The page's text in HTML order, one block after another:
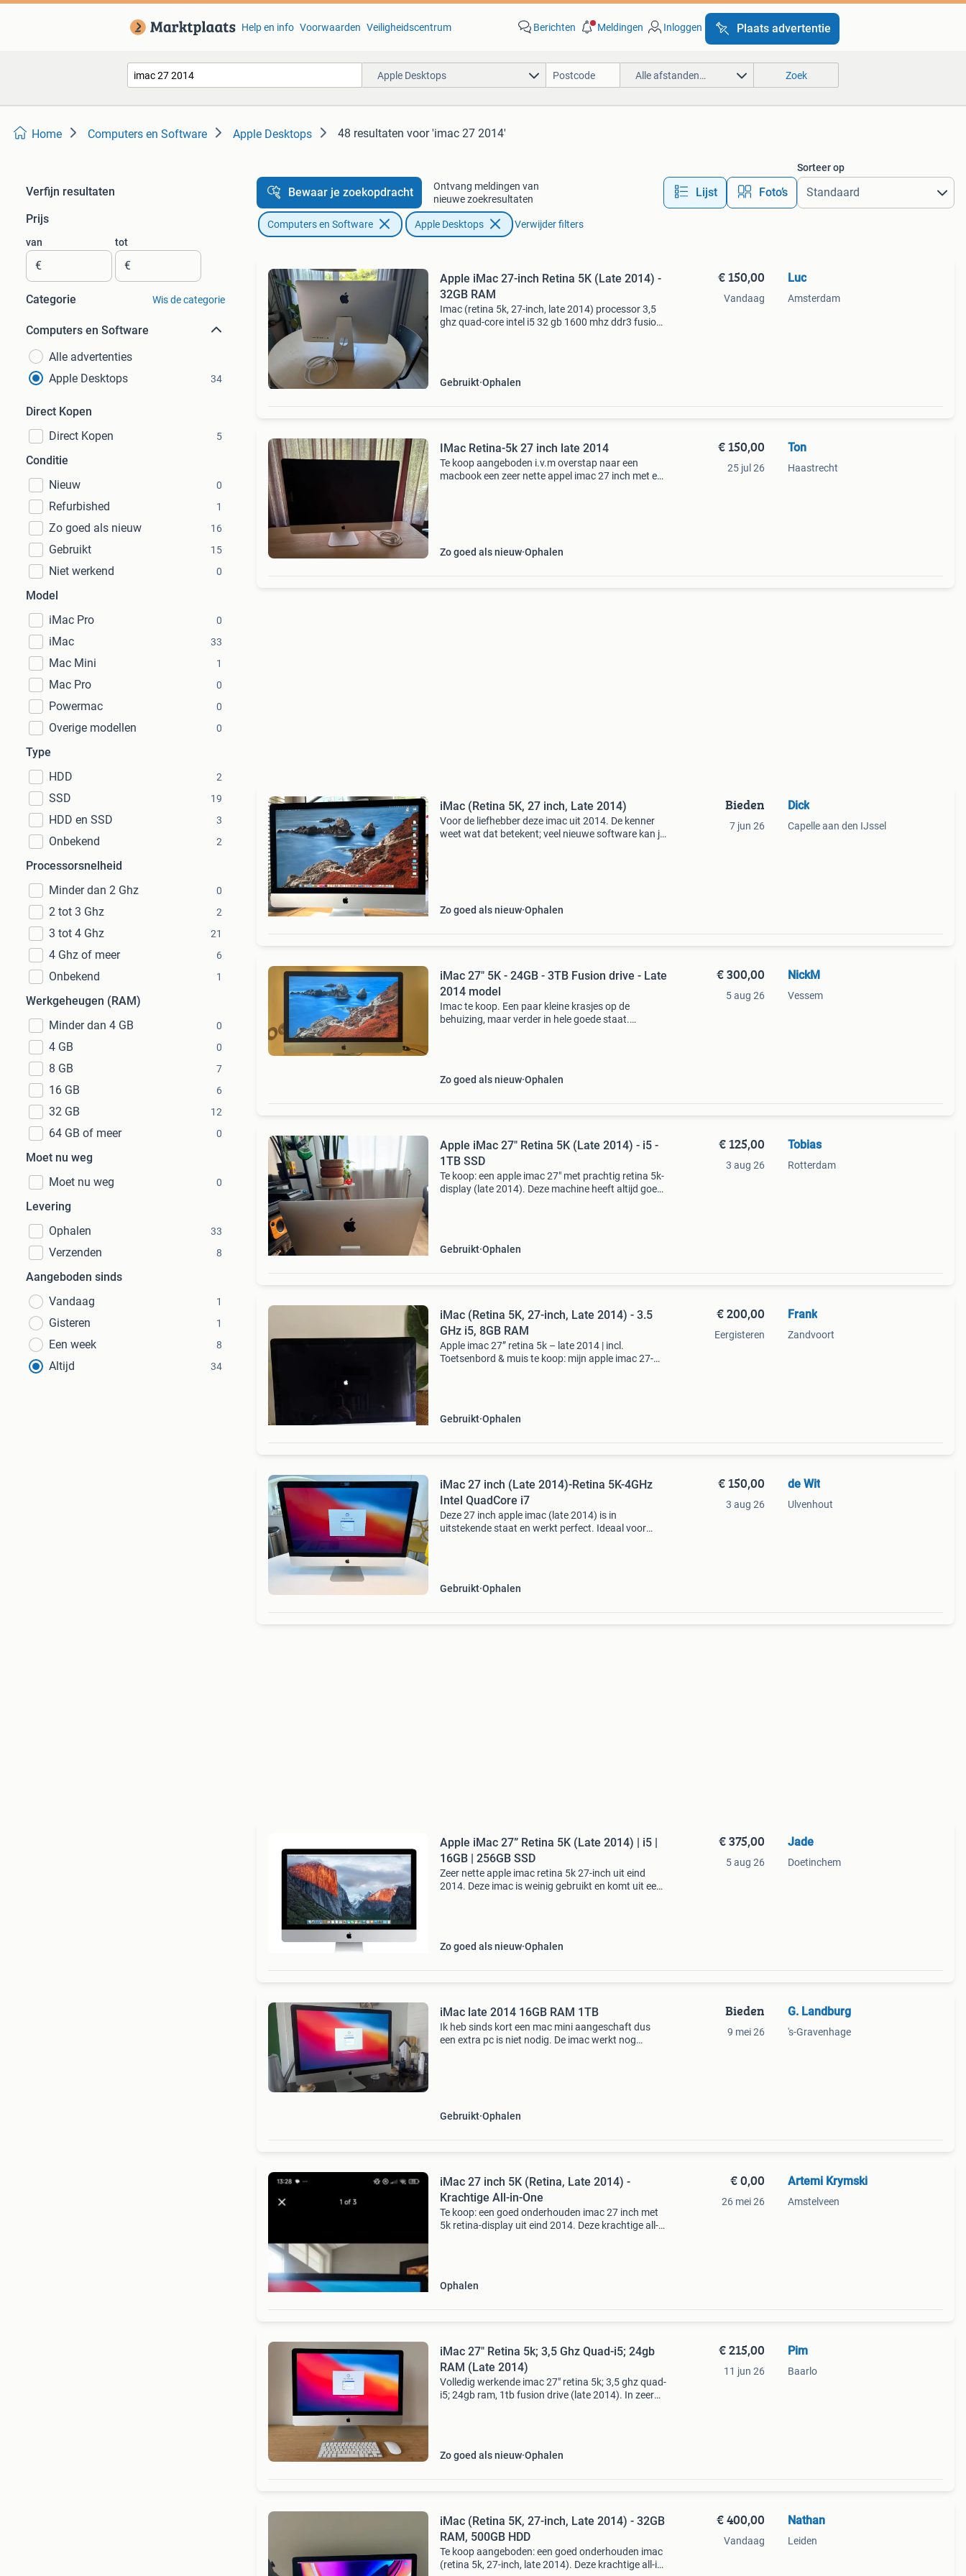
Help en info Voorwaarden Veiligheidscentrum Berichten Meldingen Inloggen Plaats advertentie
Apple Desktops Alle afstanden… Zoek
Home Computers en Software Apple Desktops 48 resultaten voor 'imac 27 2014'
Verfijn resultaten
Prijs
van
€
tot
€
Categorie Wis de categorie
Computers en Software
Alle advertenties
Apple Desktops
34
Direct Kopen
Direct Kopen
5
Conditie
Nieuw
0
Refurbished 1
Zo goed als nieuw 16
Gebruikt 15
Niet werkend 0
Model
iMac Pro
0
iMac 33
Mac Mini 1
Mac Pro 0
Powermac 0
Overige modellen 0
Type
HDD
2
SSD 19
HDD en SSD 3
Onbekend 2
Processorsnelheid
Minder dan 2 Ghz
0
2 tot 3 Ghz 2
3 tot 4 Ghz 21
4 Ghz of meer 6
Onbekend 1
Werkgeheugen (RAM)
Minder dan 4 GB
0
4 GB 0
8 GB 7
16 GB 6
32 GB 12
64 GB of meer 0
Moet nu weg
Moet nu weg
0
Levering
Ophalen
33
Verzenden 8
Aangeboden sinds
Vandaag
1
Gisteren 1
Een week 8
Altijd 34
Bewaar je zoekopdracht
Ontvang meldingen van
nieuwe zoekresultaten
Lijst Foto’s
Sorteer op
Computers en Software Apple Desktops Verwijder filters
Apple iMac 27-inch Retina 5K (Late 2014) -
32GB RAM
Imac (retina 5k, 27-inch, late 2014) processor 3,5
ghz quad-core intel i5 32 gb 1600 mhz ddr3 fusion
Gebruikt Ophalen
€ 150,00
Vandaag
Luc
Amsterdam
IMac Retina-5k 27 inch late 2014
Te koop aangeboden i.v.m overstap naar een
macbook een zeer nette appel imac 27 inch met een
Zo goed als nieuw Ophalen
€ 150,00
25 jul 26
Ton
Haastrecht
iMac (Retina 5K, 27 inch, Late 2014)
Voor de liefhebber deze imac uit 2014. De kenner
weet wat dat betekent; veel nieuwe software kan je
Zo goed als nieuw Ophalen
Bieden
7 jun 26
Dick
Capelle aan den IJssel
iMac 27" 5K - 24GB - 3TB Fusion drive - Late
2014 model
Imac te koop. Een paar kleine krasjes op de
behuizing, maar verder in hele goede staat.
Zo goed als nieuw Ophalen
€ 300,00
5 aug 26
NickM
Vessem
Apple iMac 27" Retina 5K (Late 2014) - i5 -
1TB SSD
Te koop: een apple imac 27" met prachtig retina 5k-
display (late 2014). Deze machine heeft altijd goed
Gebruikt Ophalen
€ 125,00
3 aug 26
Tobias
Rotterdam
iMac (Retina 5K, 27-inch, Late 2014) - 3.5
GHz i5, 8GB RAM
Apple imac 27” retina 5k – late 2014 | incl.
Toetsenbord & muis te koop: mijn apple imac 27-
Gebruikt Ophalen
€ 200,00
Eergisteren
Frank
Zandvoort
iMac 27 inch (Late 2014)-Retina 5K-4GHz
Intel QuadCore i7
Deze 27 inch apple imac (late 2014) is in
uitstekende staat en werkt perfect. Ideaal voor
Gebruikt Ophalen
€ 150,00
3 aug 26
de Wit
Ulvenhout
Apple iMac 27” Retina 5K (Late 2014) | i5 |
16GB | 256GB SSD
Zeer nette apple imac retina 5k 27-inch uit eind
2014. Deze imac is weinig gebruikt en komt uit een
Zo goed als nieuw Ophalen
€ 375,00
5 aug 26
Jade
Doetinchem
iMac late 2014 16GB RAM 1TB
Ik heb sinds kort een mac mini aangeschaft dus
een extra pc is niet nodig. De imac werkt nog
Gebruikt Ophalen
Bieden
9 mei 26
G. Landburg
's-Gravenhage
iMac 27 inch 5K (Retina, Late 2014) -
Krachtige All-in-One
Te koop: een goed onderhouden imac 27 inch met
5k retina-display uit eind 2014. Deze krachtige all-
Ophalen
€ 0,00
26 mei 26
Artemi Krymski
Amstelveen
iMac 27" Retina 5k; 3,5 Ghz Quad-i5; 24gb
RAM (Late 2014)
Volledig werkende imac 27" retina 5k; 3,5 ghz quad-
i5; 24gb ram, 1tb fusion drive (late 2014). In zeer
Zo goed als nieuw Ophalen
€ 215,00
11 jun 26
Pim
Baarlo
iMac (Retina 5K, 27-inch, Late 2014) - 32GB
RAM, 500GB HDD
Te koop aangeboden: een goed onderhouden imac
(retina 5k, 27-inch, late 2014). Deze krachtige all-in-
€ 400,00
Vandaag
Nathan
Leiden